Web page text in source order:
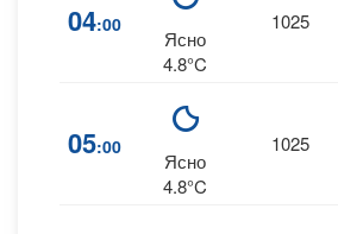
04:00
Ясно
4.8°C
1025
05:00
Ясно
4.8°C
1025